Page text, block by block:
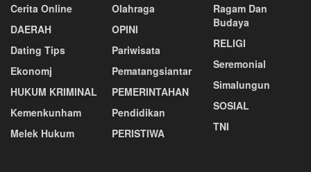
Cerita Online
DAERAH
Dating Tips
Ekonomj
HUKUM KRIMINAL
Kemenkunham
Melek Hukum
Olahraga
OPINI
Pariwisata
Pematangsiantar
PEMERINTAHAN
Pendidikan
PERISTIWA
Ragam Dan
Budaya
RELIGI
Seremonial
Simalungun
SOSIAL
TNI